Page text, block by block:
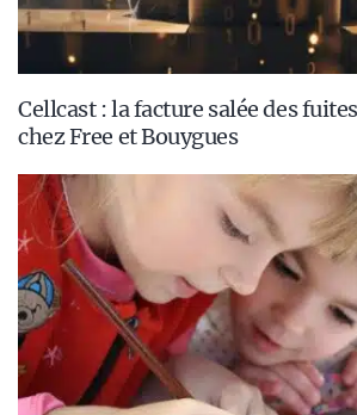
Cellcast : la facture salée des
chez Free et Bouygues